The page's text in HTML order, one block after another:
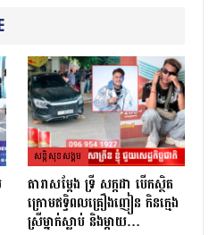
សន្តិសុខសង្គម
តារាសម្ដែង ទ្រី សក្កដា បើកស្ថិត
ក្រោមឥទ្ធិពលគ្រឿងញៀន កិនក្មេង
ស្រីម្នាក់ស្លាប់ និងម្ដាយ…